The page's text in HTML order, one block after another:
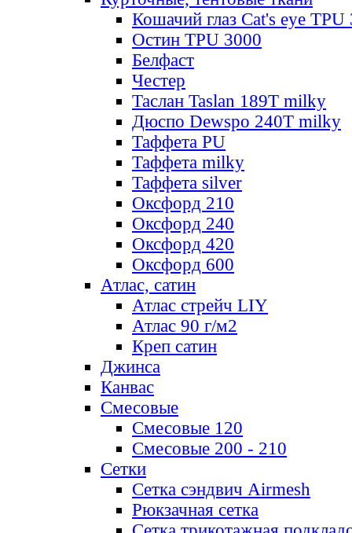
Кошачий глаз Cat's eye TPU
Остин TPU 3000
Белфаст
Честер
Таслан Taslan 189T milky
Дюспо Dewspo 240T milky
Таффета PU
Таффета milky
Таффета silver
Оксфорд 210
Оксфорд 240
Оксфорд 420
Оксфорд 600
Атлас, сатин
Атлас стрейч LIY
Атлас 90 г/м2
Креп сатин
Джинса
Канвас
Смесовые
Смесовые 120
Смесовые 200 - 210
Сетки
Сетка сэндвич Airmesh
Рюкзачная сетка